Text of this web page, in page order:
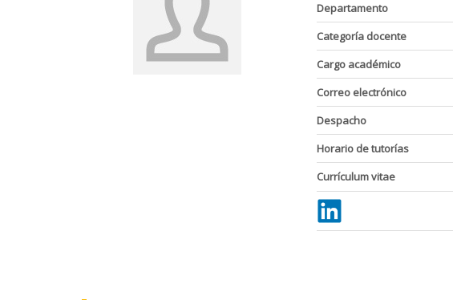
Departamento
Categoría docente
Cargo académico
Correo electrónico
Despacho
Horario de tutorías
Currículum vitae